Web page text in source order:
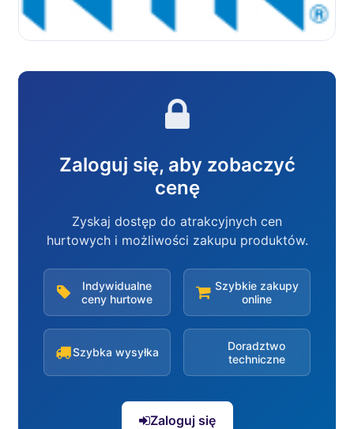
Zaloguj się, aby zobaczyć
cenę
Zyskaj dostęp do atrakcyjnych cen
hurtowych i możliwości zakupu produktów.
Indywidualne
ceny hurtowe
Szybkie zakupy
online
Szybka wysyłka
Doradztwo
techniczne
Zaloguj się